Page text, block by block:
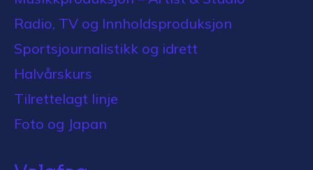
Radio, TV og Innholdsproduksjon
Sportsjournalistikk og idrett
Halvårskurs
Tilrettelagt linje
Foto og Japan